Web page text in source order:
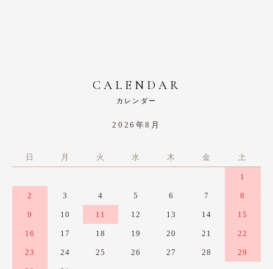
CALENDAR
カレンダー
2026年8月
日 月 火 水 木 金 土
1
2 3 4 5 6 7 8
9 10 11 12 13 14 15
16 17 18 19 20 21 22
23 24 25 26 27 28 29